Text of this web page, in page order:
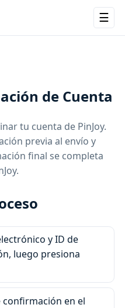
☰
de Cuenta
tu cuenta de PinJoy.
previa al envío y
final se completa
y ID de
luego presiona
en el